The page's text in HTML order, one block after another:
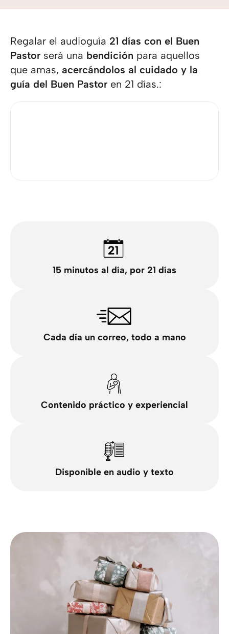
Regalar el audioguía 21 días con el Buen
Pastor será una bendición para aquellos
que amas, acercándolos al cuidado y la
guía del Buen Pastor en 21 días.:
15 minutos al día, por 21 días
Cada día un correo, todo a mano
Contenido práctico y experiencial
Disponible en audio y texto